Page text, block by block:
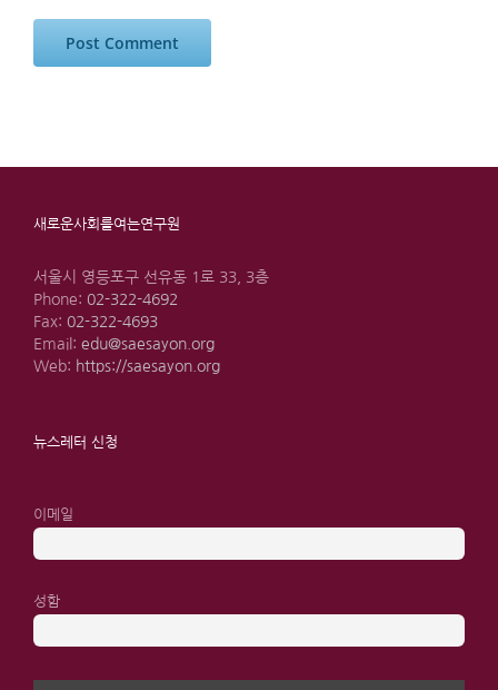
새로운사회를여는연구원
서울시 영등포구 선유동 1로 33, 3층
Phone: 02-322-4692
Fax: 02-322-4693
Email: edu@saesayon.org
Web: https://saesayon.org
뉴스레터 신청
이메일
성함